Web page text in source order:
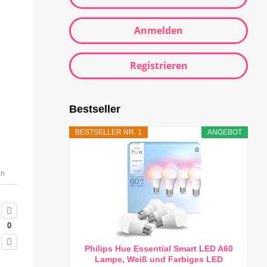
0
Anmelden
Registrieren
Bestseller
ANGEBOT
BESTSELLER NR. 1
Philips Hue Essential Smart LED A60
Lampe, Weiß und Farbiges LED